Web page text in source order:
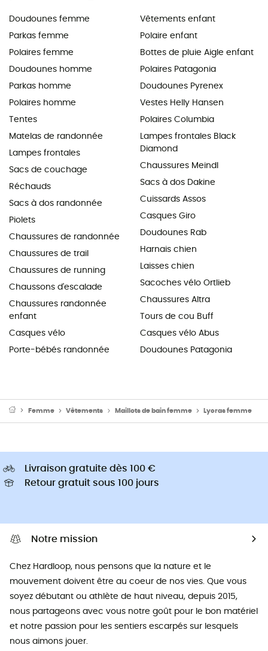
Doudounes femme
Parkas femme
Polaires femme
Doudounes homme
Parkas homme
Polaires homme
Tentes
Matelas de randonnée
Lampes frontales
Sacs de couchage
Réchauds
Sacs à dos randonnée
Piolets
Chaussures de randonnée
Chaussures de trail
Chaussures de running
Chaussons d'escalade
Chaussures randonnée
enfant
Casques vélo
Porte-bébés randonnée
Vêtements enfant
Polaire enfant
Bottes de pluie Aigle enfant
Polaires Patagonia
Doudounes Pyrenex
Vestes Helly Hansen
Polaires Columbia
Lampes frontales Black
Diamond
Chaussures Meindl
Sacs à dos Dakine
Cuissards Assos
Casques Giro
Doudounes Rab
Harnais chien
Laisses chien
Sacoches vélo Ortlieb
Chaussures Altra
Tours de cou Buff
Casques vélo Abus
Doudounes Patagonia
Femme Vêtements Maillots de bain femme Lycras femme
Livraison gratuite dès 100 €
Retour gratuit sous 100 jours
Notre mission
Chez Hardloop, nous pensons que la nature et le
mouvement doivent être au coeur de nos vies. Que vous
soyez débutant ou athlète de haut niveau, depuis 2015,
nous partageons avec vous notre goût pour le bon matériel
et notre passion pour les sentiers escarpés sur lesquels
nous aimons jouer.